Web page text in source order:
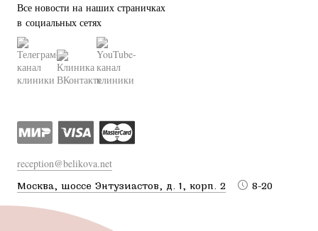
Все новости на наших страничках
в социальных сетях
reception@belikova.net
Москва, шоссе Энтузиастов, д. 1, корп. 2 8-20